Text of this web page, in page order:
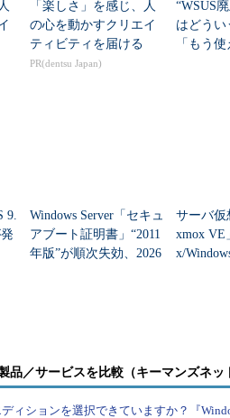
を再起動すると復活。そして再起動するごと
も存在しません。
イアントHyper-Vの仮想マシン環
する機能やアプリケーション（例
GuardやDocker Desktop for
関係」「DNS Server Forward
が大量に作成される犯人が思い当
「楽しさ」を感じ、人
の心を動かすクリエイ
ティビティを届ける
PR(dentsu Japan)
“WSUS
はどう
「もう
9.
Windows Server「セキュ
アブート証明書」“2011
年版”が順次失効、2026
サーバ仮
xmox VE
x/
品／サービスを比較（キーマンズネッ
ィションを選択できていますか？『